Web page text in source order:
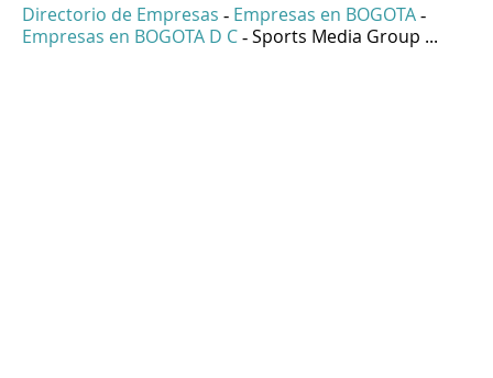
Directorio de Empresas - Empresas en BOGOTA -
Empresas en BOGOTA D C - Sports Media Group ...